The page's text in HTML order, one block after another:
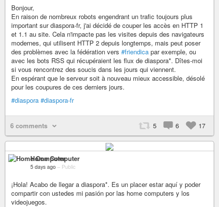
Bonjour,
En raison de nombreux robots engendrant un trafic toujours plus
important sur diaspora-fr, j'ai décidé de couper les accès en HTTP 1
et 1.1 au site. Cela n'impacte pas les visites depuis des navigateurs
modernes, qui utilisent HTTP 2 depuis longtemps, mais peut poser
des problèmes avec la fédération vers #friendica par exemple, ou
avec les bots RSS qui récupéraient les flux de diaspora*. Dîtes-moi
si vous rencontrez des soucis dans les jours qui viennent.
En espérant que le serveur soit à nouveau mieux accessible, désolé
pour les coupures de ces derniers jours.
#diaspora #diaspora-fr
6 comments 5 6 17
Home Computer
5 days ago – Public
¡Hola! Acabo de llegar a diaspora*. Es un placer estar aquí y poder
compartir con ustedes mi pasión por las home computers y los
videojuegos.